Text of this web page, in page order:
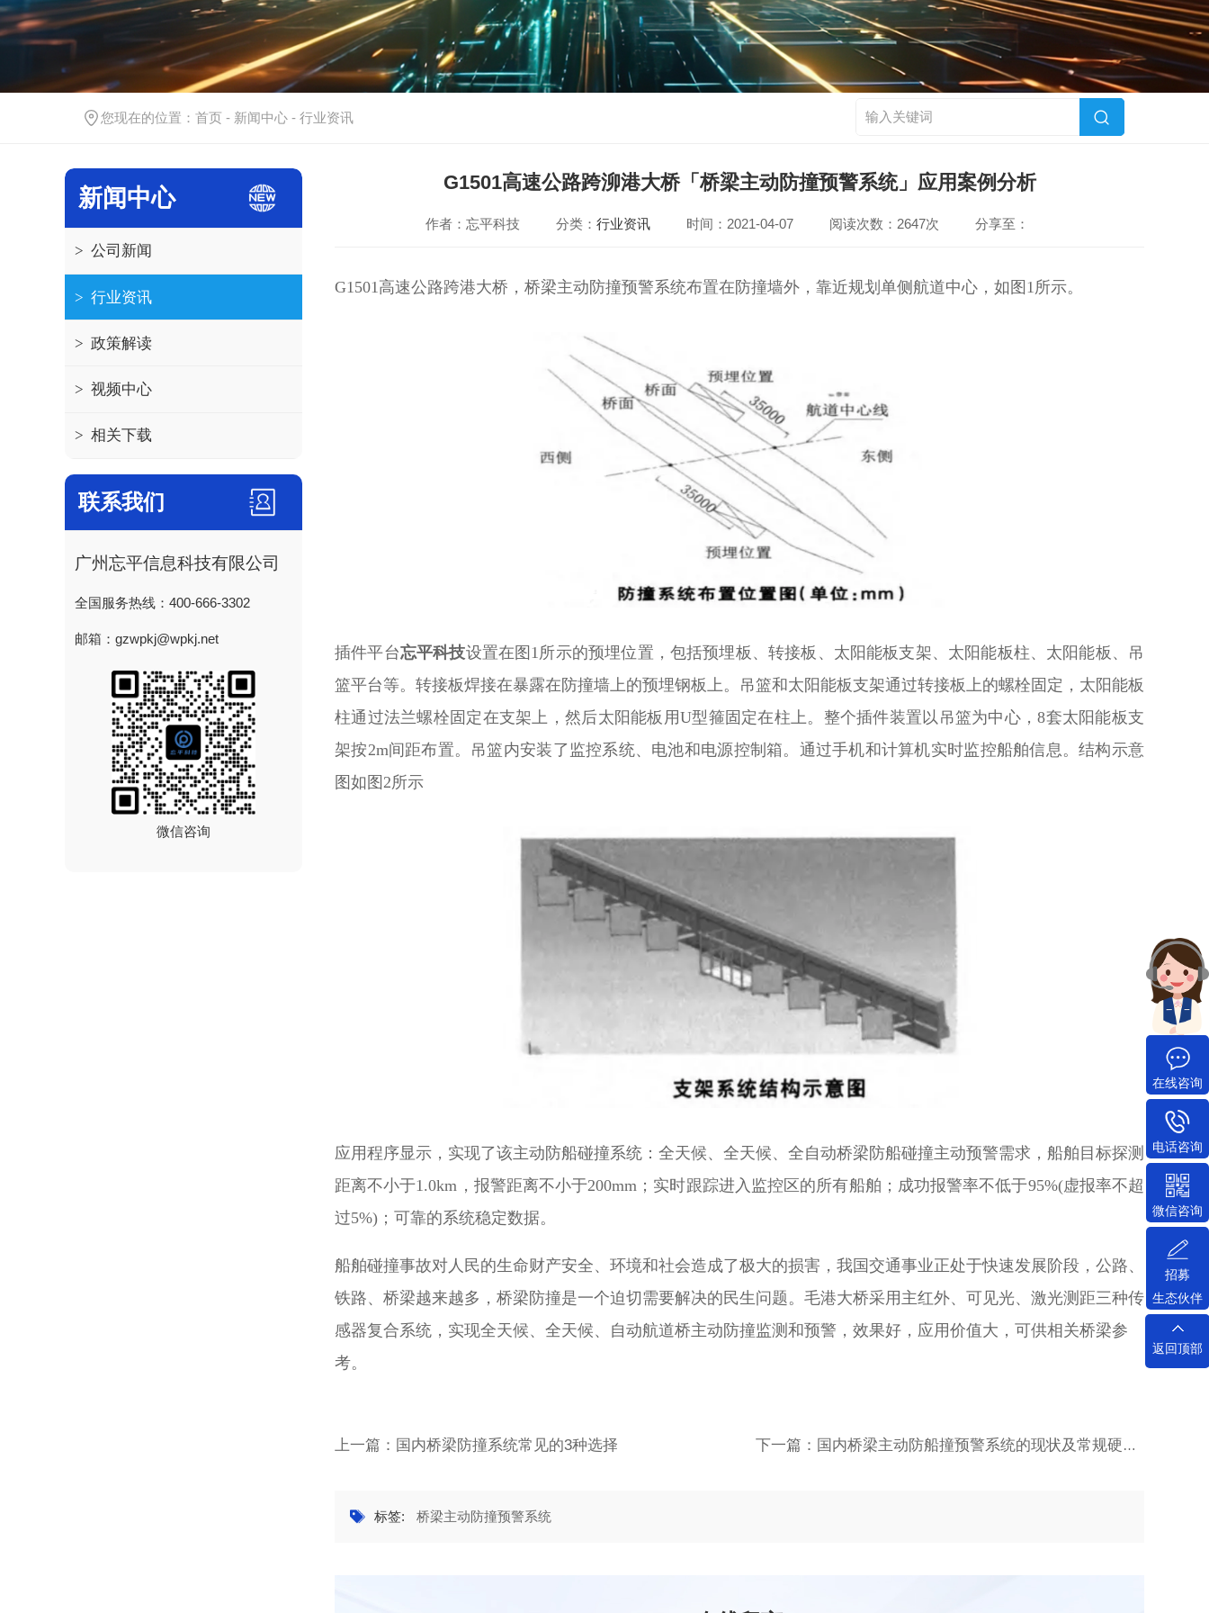
您现在的位置：首页 - 新闻中心 -行业资讯
新闻中心
> 公司新闻
> 行业资讯
> 政策解读
> 视频中心
> 相关下载
联系我们
广州忘平信息科技有限公司
全国服务热线：400-666-3302
邮箱：gzwpkj@wpkj.net
微信咨询
G1501高速公路跨泖港大桥「桥梁主动防撞预警系统」应用案例分析
作者：忘平科技 分类： 行业资讯 时间：2021-04-07 阅读次数：2647次 分享至：
G1501高速公路跨港大桥，桥梁主动防撞预警系统布置在防撞墙外，靠近规划单侧航道中心，如图1所示。
插件平台忘平科技设置在图 1所示的预埋位置，包括预埋板、转接板、太阳能板支架、太阳能板柱、太阳能板、吊
篮平台等。转接板焊接在暴露在防撞墙上的预埋钢板上。吊篮和太阳能板支架通过转接板上的螺栓固定，太阳能板
柱通过法兰螺栓固定在支架上，然后太阳能板用U型箍固定在柱上。整个插件装置以吊篮为中心，8套太阳能板支
架按2m间距布置。吊篮内安装了监控系统、电池和电源控制箱。通过手机和计算机实时监控船舶信息。结构示意
图如图2所示
应用程序显示，实现了该主动防船碰撞系统：全天候、全天候、全自动桥梁防船碰撞主动预警需求，船舶目标探测
距离不小于1.0km，报警距离不小于200mm；实时跟踪进入监控区的所有船舶；成功报警率不低于95%(虚报率不超
过5%)；可靠的系统稳定数据。
船舶碰撞事故对人民的生命财产安全、环境和社会造成了极大的损害，我国交通事业正处于快速发展阶段，公路、
铁路、桥梁越来越多，桥梁防撞是一个迫切需要解决的民生问题。毛港大桥采用主红外、可见光、激光测距三种传
感器复合系统，实现全天候、全天候、自动航道桥主动防撞监测和预警，效果好，应用价值大，可供相关桥梁参
考。
上一篇：国内桥梁防撞系统常见的3种选择 下一篇：国内桥梁主动防船撞预警系统的现状及常规硬件电路设计
标签: 桥梁主动防撞预警系统
在线咨询
电话咨询
微信咨询
招募
生态伙伴
返回顶部